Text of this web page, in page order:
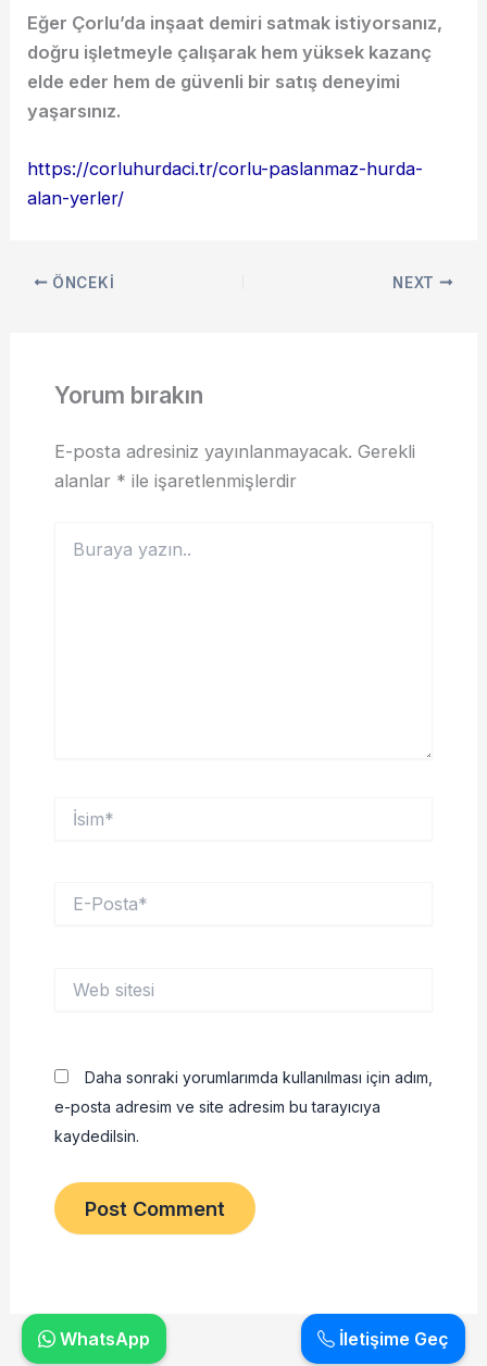
Eğer Çorlu’da inşaat demiri satmak istiyorsanız,
doğru işletmeyle çalışarak hem yüksek kazanç
elde eder hem de güvenli bir satış deneyimi
yaşarsınız.
https://corluhurdaci.tr/corlu-paslanmaz-hurda-
alan-yerler/
ÖNCEKI NEXT
Yorum bırakın
E-posta adresiniz yayınlanmayacak. Gerekli
alanlar * ile işaretlenmişlerdir
yazın..
İsim*
Posta*
sitesi
Daha sonraki yorumlarımda kullanılması için adım,
e-posta adresim ve site adresim bu tarayıcıya
kaydedilsin.
İletişime Geç
WhatsApp